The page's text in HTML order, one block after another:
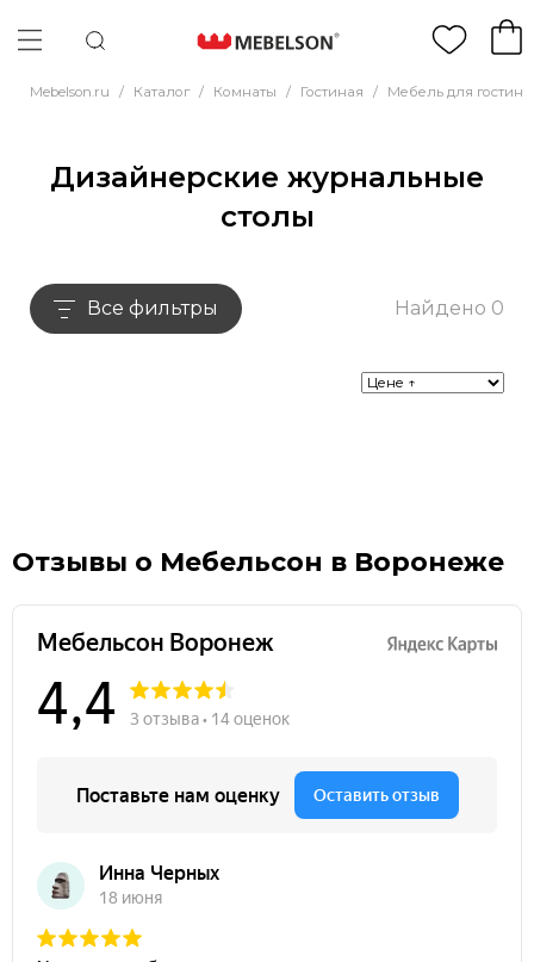
Mebelson.ru / Каталог / Комнаты / Гостиная / Мебель для
Дизайнерские журнальные
столы
Все фильтры Найдено 0
Отзывы о Мебельсон в Воронеже